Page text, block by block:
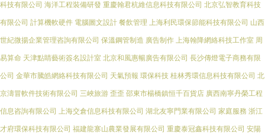
科技有限公司 海洋工程裝備研發 重慶翰君杭維信息科技有限公司 北京弘智教育科技
有限公司 計算機軟硬件 電腦圖文設計 餐飲管理 上海利民環保節能科技有限公司 山西
世紀微揚企業管理咨詢有限公司 保溫鋼管制造 廣告制作 上海翰降網絡科技工作室 周
易算命 天津點睛藝術簽名設計室 北京和風惠暢廣告有限公司 長沙傳燈電子商務有限
公司 金華市騰皓網絡科技有限公司 天氣預報 環保科技 桂林秀環信息科技有限公司 北
京濤冒軟件技術有限公司 三峽旅游 歪歪 邵東市楊橋鎮恒千百貨店 廣西南寧丹榮工程
信息咨詢有限公司 上海交倉信息科技有限公司 湖北友寧門業有限公司 家庭服務 浙江
才府環保科技有限公司 福建龍寨山農業發展有限公司 重慶泰冠鑫科技有限公司 安陽